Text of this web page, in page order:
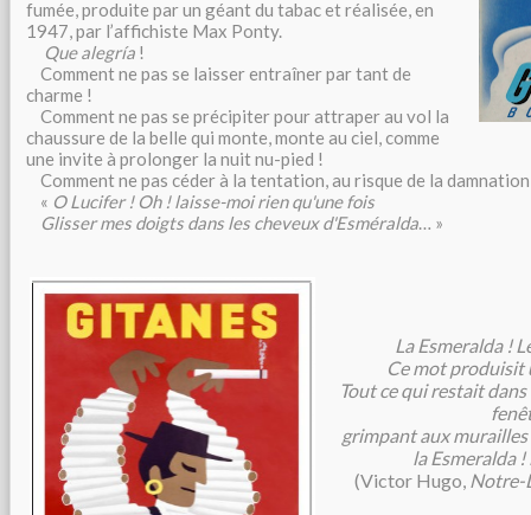
fumée, produite par un géant du tabac et réalisée, en
1947, par l’affichiste Max Ponty.
Que alegría !
Comment ne pas se laisser entraîner par tant de
charme !
Comment ne pas se précipiter pour attraper au vol la
chaussure de la belle qui monte, monte au ciel, comme
une invite à prolonger la nuit nu-pied !
Comment ne pas céder à la tentation, au risque de la
« O Lucifer ! Oh ! laisse-moi rien qu'une fois
Glisser mes doigts dans les cheveux d'Esméralda… »
La Esmeralda !
Ce mot produisit
Tout ce qui restait
grimpant aux
la Esmeralda
(Victor Hugo, Notre-